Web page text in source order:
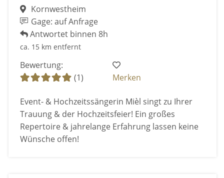
Kornwestheim
Gage: auf Anfrage
Antwortet binnen 8h
ca. 15 km entfernt
Bewertung:
(1)
Merken
Event- & Hochzeitssängerin Mièl singt zu Ihrer
Trauung & der Hochzeitsfeier! Ein großes
Repertoire & jahrelange Erfahrung lassen keine
Wünsche offen!